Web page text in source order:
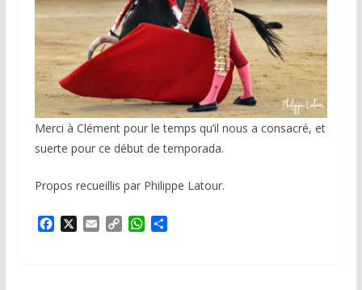
Merci à Clément pour le temps qu’il nous a consacré, et
suerte pour ce début de temporada.
Propos recueillis par Philippe Latour.
W